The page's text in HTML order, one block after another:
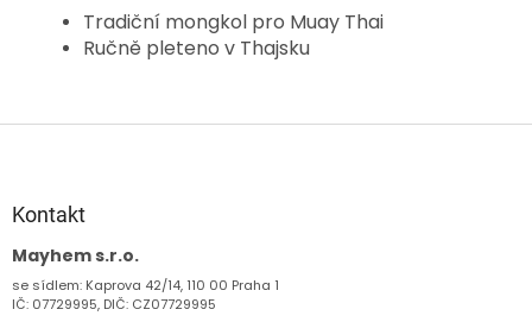
Tradiční mongkol pro Muay Thai
Ručně pleteno v Thajsku
Kontakt
Mayhem s.r.o.
se sídlem: Kaprova 42/14, 110 00 Praha 1
IČ: 07729995, DIČ: CZ07729995